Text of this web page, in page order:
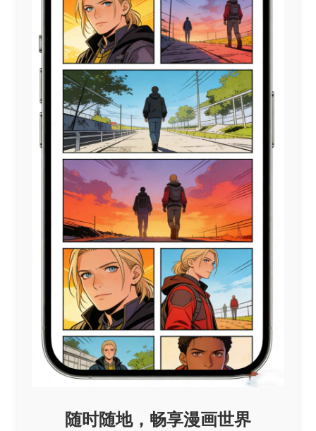
随时随地，畅享漫画世界